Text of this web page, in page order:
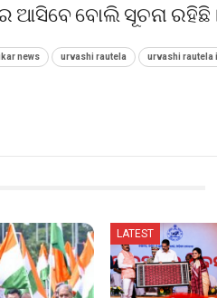
ଆସିବେ ବୋଲି ସୂଚନା
news urvashi rautela urvashi rautela
LATEST